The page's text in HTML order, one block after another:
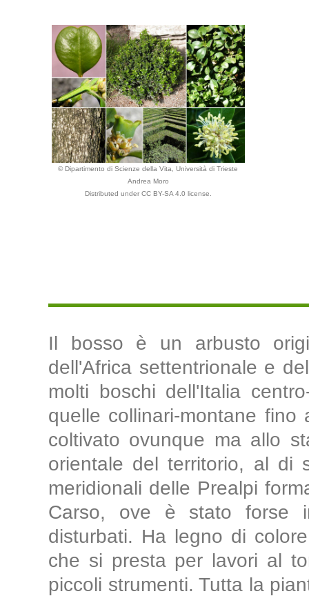
© Dipartimento di Scienze della Vita, Università di Trieste
Andrea Moro
Distributed under CC BY-SA 4.0 license.
Il bosso è un arbusto
dell'Africa settentrionale e
molti boschi dell'Italia
quelle collinari-montane
coltivato ovunque ma allo
orientale del territorio, al di
meridionali delle Prealpi
Carso, ove è stato forse
disturbati. Ha legno di
che si presta per lavori al
piccoli strumenti. Tutta la